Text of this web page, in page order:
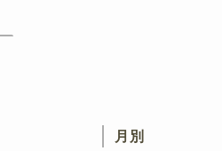
月別